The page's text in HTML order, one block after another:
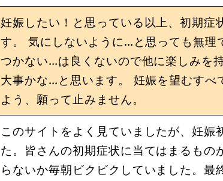
妊娠したい！と思っている以上、初期症
す。 気にしないように…と思っても無
つかない…は良くないので他に楽しみを
大事かな…と思います。 妊娠を望むす
よう、願って止みません。
このサイトをよく見ていましたが、妊
た。皆さんの初期症状に当てはまるも
らないか毎朝ビクビクしていました。